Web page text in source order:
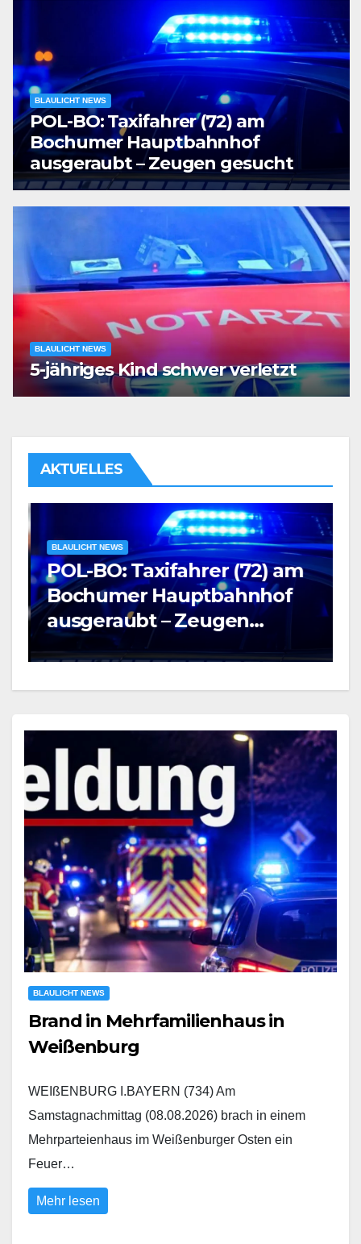
BLAULICHT NEWS
POL-BO: Taxifahrer (72) am
Bochumer Hauptbahnhof
ausgeraubt – Zeugen gesucht
BLAULICHT NEWS
5-jähriges Kind schwer verletzt
AKTUELLES
BLAULICHT NEWS
POL-BO: Taxifahrer (72) am
Bochumer Hauptbahnhof
ausgeraubt – Zeugen
gesucht
BLAULICHT NEWS
Brand in Mehrfamilienhaus in
Weißenburg
WEIßENBURG I.BAYERN (734) Am
Samstagnachmittag (08.08.2026) brach in einem
Mehrparteienhaus im Weißenburger Osten ein
Feuer…
Mehr lesen